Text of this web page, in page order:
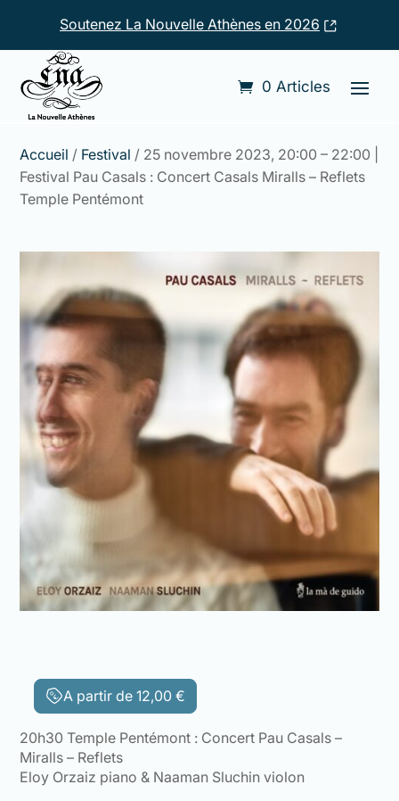
Soutenez La Nouvelle Athènes en 2026
0 Articles
Accueil / Festival / 25 novembre 2023, 20:00 – 22:00 |
Festival Pau Casals : Concert Casals Miralls – Reflets
Temple Pentémont
A partir de12,00€
20h30 Temple Pentémont : Concert Pau Casals –
Miralls – Reflets
Eloy Orzaiz piano & Naaman Sluchin violon